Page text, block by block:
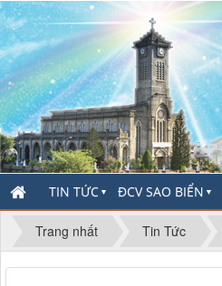
TIN TỨC ▼ ĐCV SAO BIỂN ▼
Trang nhất Tin Tức